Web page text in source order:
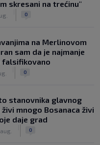
skresani na trećinu"
0
na Merlinovom
sam da je najmanje
falsifikovano
0
stanovnika glavnog
mnogo Bosanaca živi
daje grad
0